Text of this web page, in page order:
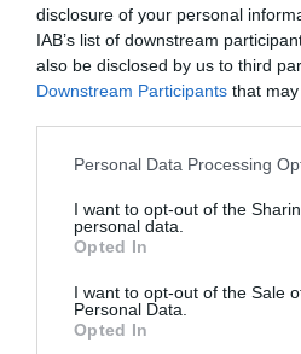
disclosure of your personal
IAB’s list of downstream
also be disclosed by us to third
Downstream Participants that
Personal Data Processing
I want to opt-out of the
personal data.
Opted In
I want to opt-out of the Sale
Personal Data.
Opted In
SOCIEDAD
Memes. Mohamed
Redacción 08/08/26
Colombia. La
reforma para incluir
es inviolable
INTERNACIONAL
La bomba de